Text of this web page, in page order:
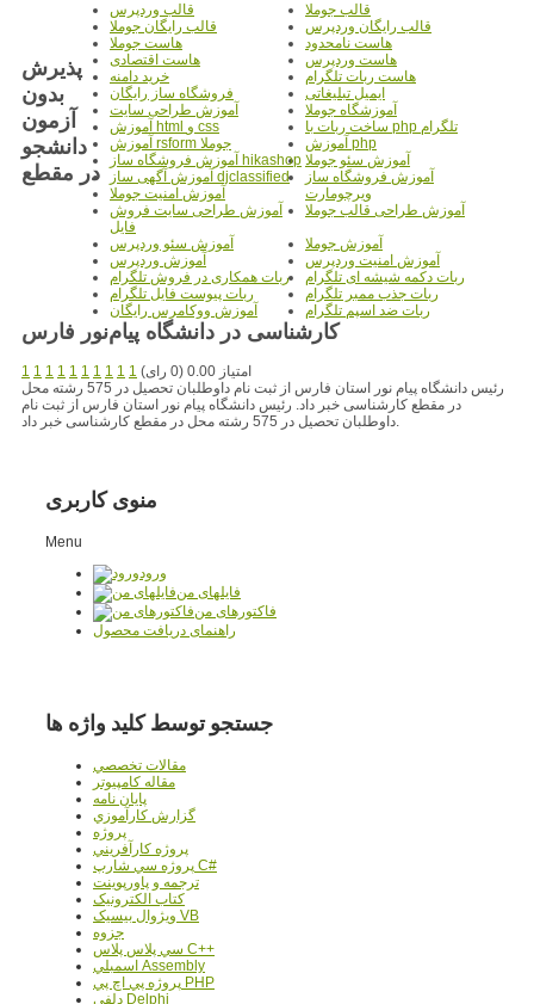
قالب جوملا
قالب وردپرس
قالب رایگان وردپرس
قالب رایگان جوملا
هاست نامحدود
هاست جوملا
هاست وردپرس
هاست اقتصادی
هاست ربات تلگرام
خرید دامنه
ایمیل تبلیغاتی
فروشگاه ساز رایگان
آموزشگاه جوملا
آموزش طراحی سایت
ساخت ربات با php تلگرام
آموزش html و css
آموزش php
آموزش rsform جوملا
آموزش سئو جوملا آموزش فروشگاه ساز hikashop
آموزش فروشگاه ساز
ویرچومارت
آموزش آگهی ساز djclassified
آموزش امنیت جوملا
آموزش طراحی قالب جوملا
آموزش طراحی سایت فروش
فایل
آموزش جوملا
آموزش سئو وردپرس
آموزش امنیت وردپرس
آموزش وردپرس
ربات دکمه شیشه ای تلگرام
ربات همکاری در فروش تلگرام
ربات جذب ممبر تلگرام
ربات پیوست فایل تلگرام
ربات ضد اسپم تلگرام
آموزش ووکامرس رایگان
پذیرش
بدون
آزمون
دانشجو
در مقطع
کارشناسی در دانشگاه پیام‌نور فارس
1 1 1 1 1 1 1 1 1 1
امتیاز 0.00 (0 رای)
رئیس دانشگاه پیام نور استان فارس از ثبت نام داوطلبان تحصیل در 575 رشته محل
در مقطع کارشناسی خبر داد. رئیس دانشگاه پیام نور استان فارس از ثبت نام
داوطلبان تحصیل در 575 رشته محل در مقطع کارشناسی خبر داد.
منوی کاربری
Menu
ورود
فایلهای من
فاکتورهای من
راهنمای دریافت محصول
جستجو توسط کلید واژه ها
مقالات تخصصي
مقاله کامپیوتر
پایان نامه
گزارش کارآموزي
پروژه
پروژه کارآفريني
پروژه سي شارپ C#
ترجمه و پاورپوينت
کتاب الکترونيک
ويژوال بيسيک VB
جزوه
سي پلاس پلاس C++
اسمبلي Assembly
پروژه پي اچ پي PHP
دلفي Delphi